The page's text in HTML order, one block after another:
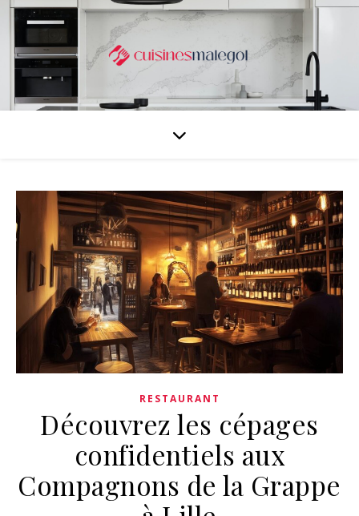
RESTAURANT
Découvrez les cépages
confidentiels aux
Compagnons de la Grappe